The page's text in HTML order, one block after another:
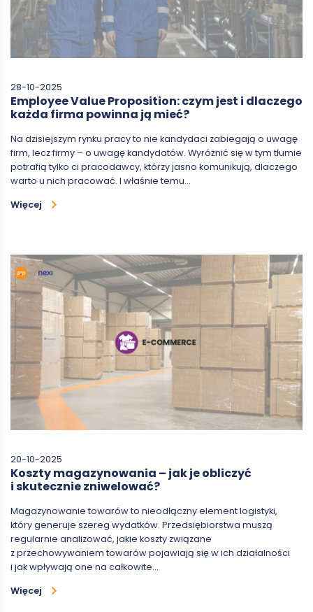
28-10-2025
Employee Value Proposition: czym jest i dlaczego
każda firma powinna ją mieć?
Na dzisiejszym rynku pracy to nie kandydaci zabiegają o uwagę
firm, lecz firmy – o uwagę kandydatów. Wyróżnić się w tym tłumie
potrafią tylko ci pracodawcy, którzy jasno komunikują, dlaczego
warto u nich pracować. I właśnie temu…
Więcej
20-10-2025
Koszty magazynowania – jak je obliczyć
i skutecznie zniwelować?
Magazynowanie towarów to nieodłączny element logistyki,
który generuje szereg wydatków. Przedsiębiorstwa muszą
regularnie analizować, jakie koszty związane
z przechowywaniem towarów pojawiają się w ich działalności
i jak wpływają one na całkowite…
Więcej